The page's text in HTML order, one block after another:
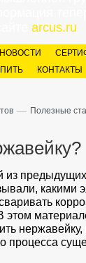
arcus.ru
НОВОСТИ
КОНТАКТЫ
— Полезные
из предыдущих
какими
этом
нержавейку,
процесса